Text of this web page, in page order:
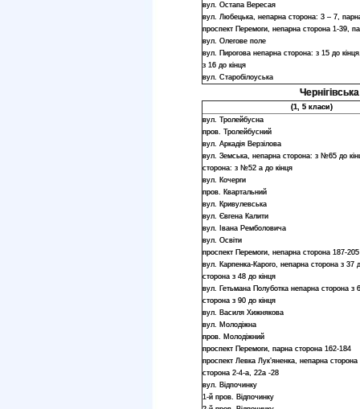
вул. Остапа Вересая
вул. Любецька, непарна сторона: 3 – 7,
проспект Перемоги, непарна сторона 1-39,
вул. Олегове поле
вул. Пирогова непарна сторона: з 15 до
з 16 до кінця
вул. Старобілоуська
(1, 5 класи)
вул. Тролейбусна
пров. Тролейбусний
вул. Аркадія Верзілова
вул. Земська, непарна сторона: з №65 до
сторона: з №52 а до кінця
вул. Кочерги
пров. Квартальний
вул. Кривулевська
вул. Євгена Калити
вул. Івана Ремболовича
вул. Освіти
проспект Перемоги, непарна сторона 187-205
вул. Карпенка-Карого, непарна сторона з 37
сторона з 48 до кінця
вул. Гетьмана Полуботка непарна сторона з
сторона з 90 до кінця
вул. Василя Хижнякова
вул. Молодіжна
пров. Молодіжний
проспект Перемоги, парна сторона 162-184
проспект Левка Лук’яненка, непарна
сторона 2-4-а, 22а -28
вул. Відпочинку
1-й пров. Відпочинку